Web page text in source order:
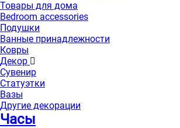
Товары для дома
Bedroom accessories
Подушки
Ванные принадлежности
Ковры
Декор
Сувенир
Статуэтки
Вазы
Другие декорации
Часы